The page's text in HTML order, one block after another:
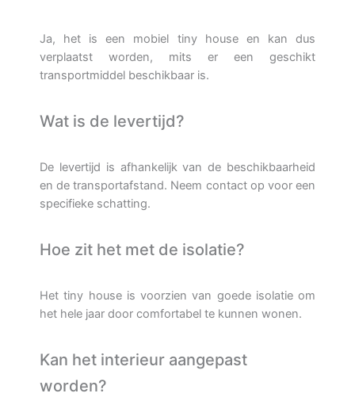
Ja, het is een mobiel tiny house en kan dus
verplaatst worden, mits er een geschikt
transportmiddel beschikbaar is.
Wat is de levertijd?
De levertijd is afhankelijk van de beschikbaarheid
en de transportafstand. Neem contact op voor een
specifieke schatting.
Hoe zit het met de isolatie?
Het tiny house is voorzien van goede isolatie om
het hele jaar door comfortabel te kunnen wonen.
Kan het interieur aangepast
worden?